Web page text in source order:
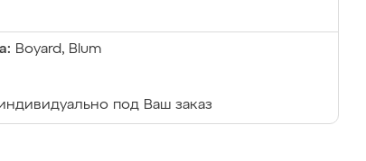
Boyard, Blum
под Ваш заказ